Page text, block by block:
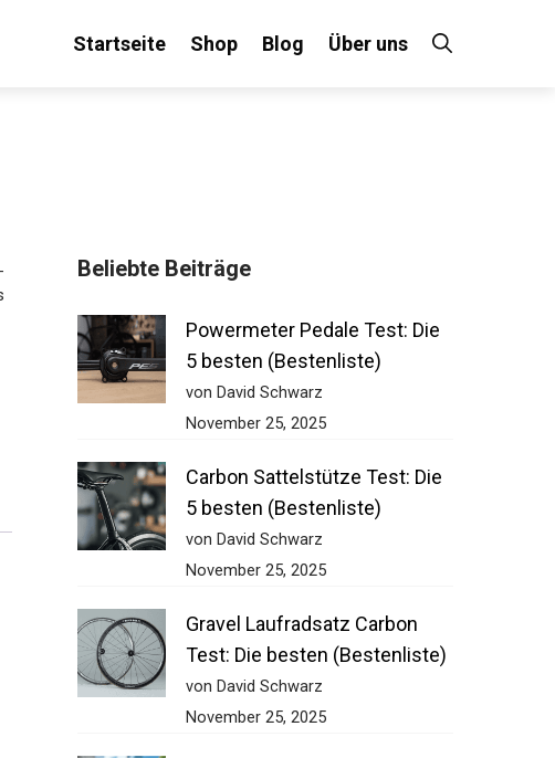
Startseite Shop Blog Über uns
Beliebte Beiträge
Powermeter Pedale Test: Die
5 besten (Bestenliste)
von David Schwarz
November 25, 2025
Carbon Sattelstütze Test: Die
5 besten (Bestenliste)
von David Schwarz
November 25, 2025
Gravel Laufradsatz Carbon
Test: Die besten (Bestenliste)
von David Schwarz
November 25, 2025